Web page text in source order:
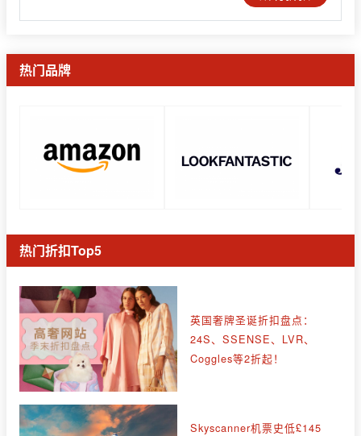
热门品牌
热门折扣Top5
英国奢牌圣诞折扣盘点：
24S、SSENSE、LVR、
Coggles等2折起！
Skyscanner机票史低£145